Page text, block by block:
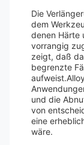
Die
dem
denen Härte
vorrangig
zeigt, daß
begrenzte
und die
von
eine
wäre.